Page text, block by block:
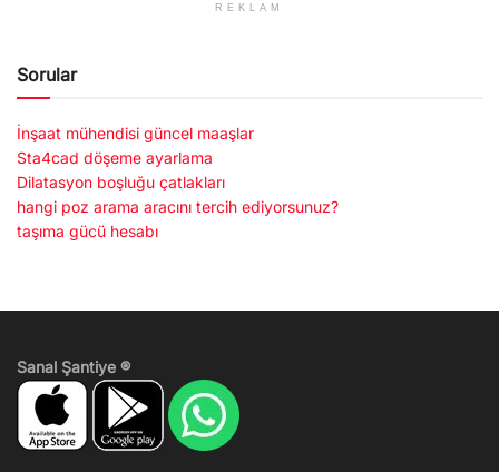
REKLAM
Sorular
İnşaat mühendisi güncel maaşlar
Sta4cad döşeme ayarlama
Dilatasyon boşluğu çatlakları
hangi poz arama aracını tercih ediyorsunuz?
taşıma gücü hesabı
Sanal Şantiye ®